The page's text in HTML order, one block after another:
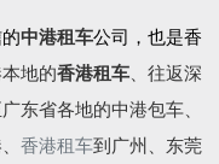
中港租车公司，也是香
地的香港租车、往返深
东省各地的中港包车、
香港租车到广州、东莞